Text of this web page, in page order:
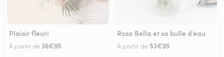
Plaisir fleuri
À partir de 36€95
Rosa Bella et sa bulle d'eau
À partir de 53€95